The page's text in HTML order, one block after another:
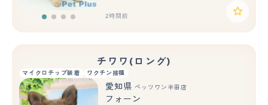
2時間前
チワワ(ロング)
マイクロチップ装着 ワクチン接種
愛知県 ペッツワン半田店
フォーン